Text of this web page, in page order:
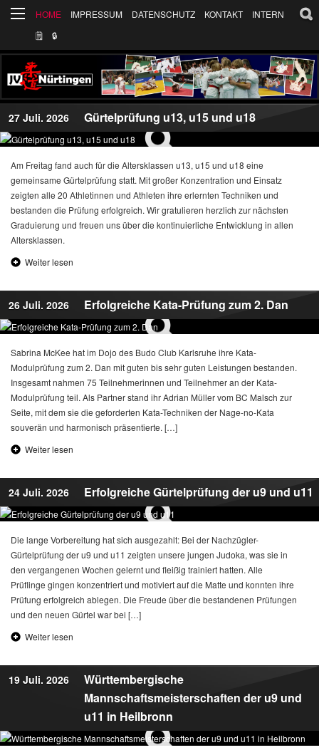
HOME IMPRESSUM DATENSCHUTZ KONTAKT
INTERN
🗒
🔒︎
27 Juli. 2026 Gürtelprüfung u13, u15 und u18
Am Freitag fand auch für die Altersklassen u13, u15 und u18 eine
gemeinsame Gürtelprüfung statt. Mit großer Konzentration und Einsatz
zeigten alle 20 Athletinnen und Athleten ihre erlernten Techniken und
bestanden die Prüfung erfolgreich. Wir gratulieren herzlich zur nächsten
Graduierung und freuen uns über die kontinuierliche Entwicklung in allen
Altersklassen.
Weiter lesen
26 Juli. 2026 Erfolgreiche Kata-Prüfung zum 2. Dan
Sabrina McKee hat im Dojo des Budo Club Karlsruhe ihre Kata-
Modulprüfung zum 2. Dan mit guten bis sehr guten Leistungen bestanden.
Insgesamt nahmen 75 Teilnehmerinnen und Teilnehmer an der Kata-
Modulprüfung teil. Als Partner stand ihr Adrian Müller vom BC Malsch zur
Seite, mit dem sie die geforderten Kata-Techniken der Nage-no-Kata
souverän und harmonisch präsentierte. […]
Weiter lesen
24 Juli. 2026 Erfolgreiche Gürtelprüfung der u9 und u11
Die lange Vorbereitung hat sich ausgezahlt: Bei der Nachzügler-
Gürtelprüfung der u9 und u11 zeigten unsere jungen Judoka, was sie in
den vergangenen Wochen gelernt und fleißig trainiert hatten. Alle
Prüflinge gingen konzentriert und motiviert auf die Matte und konnten ihre
Prüfung erfolgreich ablegen. Die Freude über die bestandenen Prüfungen
und den neuen Gürtel war bei […]
Weiter lesen
19 Juli. 2026
Württembergische
Mannschaftsmeisterschaften der u9 und
u11 in Heilbronn